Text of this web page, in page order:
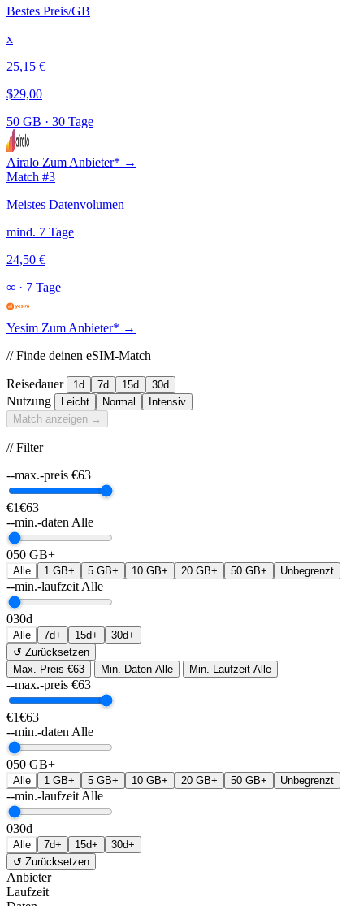
Bestes Preis/GB
x
25,15 €
$29,00
50 GB · 30 Tage
Airalo Zum Anbieter* →
Match #3
Meistes Datenvolumen
mind. 7 Tage
24,50 €
∞ · 7 Tage
Yesim Zum Anbieter* →
// Finde deinen eSIM-Match
Reisedauer 1d 7d 15d 30d
Nutzung Leicht Normal
Intensiv
Match anzeigen →
// Filter
--max.-preis €63
€1€63
--min.-daten Alle
050 GB+
Alle 1 GB+ 5 GB+ 10 GB+ 20 GB+ 50 GB+ Unbegrenzt
--min.-laufzeit Alle
030d
Alle 7d+ 15d+
30d+
↺ Zurücksetzen
Max. Preis €63 Min. Daten Alle Min. Laufzeit Alle
--max.-preis €63
€1€63
--min.-daten Alle
050 GB+
Alle 1 GB+ 5 GB+ 10 GB+ 20 GB+ 50 GB+ Unbegrenzt
--min.-laufzeit Alle
030d
Alle 7d+ 15d+
30d+
↺ Zurücksetzen
Anbieter
Laufzeit